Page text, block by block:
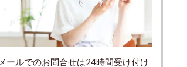
メールでのお問合せは24時間受け付け